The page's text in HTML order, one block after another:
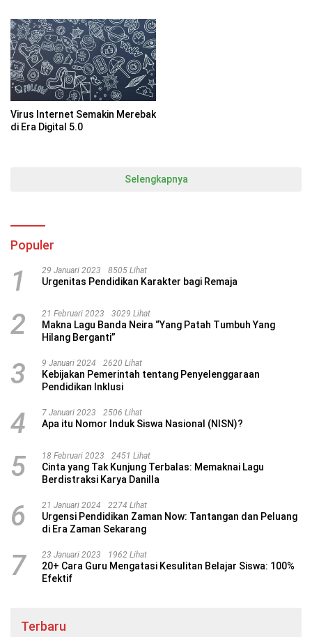
Virus Internet Semakin Merebak
di Era Digital 5.0
Selengkapnya
Populer
1 29 Januari 2023 8505 Lihat
Urgenitas Pendidikan Karakter bagi Remaja
2 21 Februari 2023 3029 Lihat
Makna Lagu Banda Neira “Yang Patah Tumbuh Yang
Hilang Berganti”
3 9 Januari 2024 2620 Lihat
Kebijakan Pemerintah tentang Penyelenggaraan
Pendidikan Inklusi
4 7 Januari 2023 2506 Lihat
Apa itu Nomor Induk Siswa Nasional (NISN)?
5 18 Februari 2023 2451 Lihat
Cinta yang Tak Kunjung Terbalas: Memaknai Lagu
Berdistraksi Karya Danilla
6 21 Januari 2024 2274 Lihat
Urgensi Pendidikan Zaman Now: Tantangan dan Peluang
di Era Zaman Sekarang
7 23 Januari 2023 1962 Lihat
20+ Cara Guru Mengatasi Kesulitan Belajar Siswa: 100%
Efektif
Terbaru